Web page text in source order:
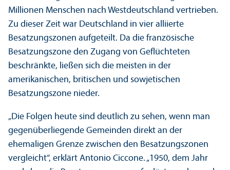
Millionen Menschen nach Westdeutschland vertrieben.
Zu dieser Zeit war Deutschland in vier alliierte
Besatzungs­zonen aufgeteilt. Da die französische
Besatzungs­zone den Zugang von Geflüchteten
beschränkte, ließen sich die meisten in der
amerikanischen, britischen und sowjetischen
Besatzungs­zone nieder.
„Die Folgen heute sind deutlich zu sehen, wenn man
gegenüberliegende Gemeinden direkt an der
ehemaligen Grenze zwischen den Besatzungs­zonen
vergleicht“, erklärt Antonio Ciccone. „1950, dem Jahr